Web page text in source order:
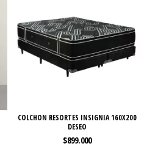
COLCHON RESORTES INSIGNIA 160X200
DESEO
$899.000